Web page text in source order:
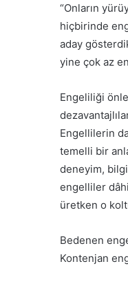
“Onların
hiçbirinde
aday
yine çok az
Engeliliği
Engellilerin
temelli bir
deneyim,
engelliler
üretken o
Bedenen
Kontenjan